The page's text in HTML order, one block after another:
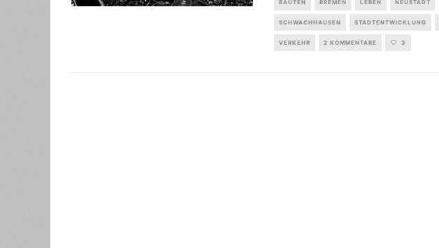
BAUTEN BREMEN LEBEN NEUSTADT
SCHWACHHAUSEN STADTENTWICKLUNG
VERKEHR 2 KOMMENTARE 3